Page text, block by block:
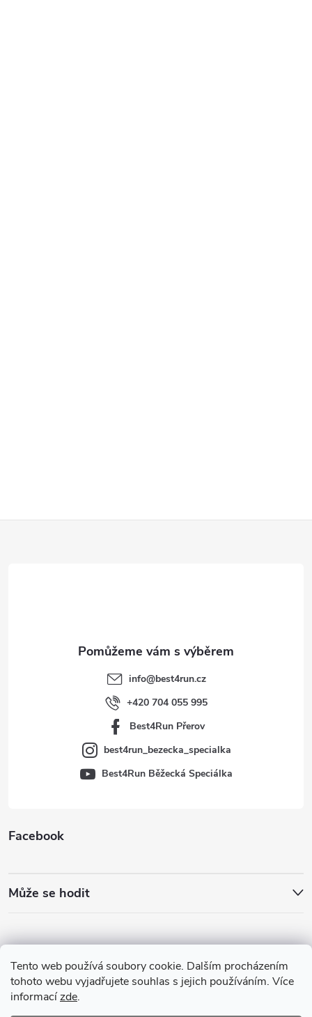
Tento web používá soubory cookie. Dalším procházením
tohoto webu vyjadřujete souhlas s jejich používáním. Více
informacízde.
Facebook
Může se hodit
info@best4run.cz
+420 704 055 995
Best4Run Přerov
best4run_bezecka_specialka
Best4Run Běžecká Speciálka